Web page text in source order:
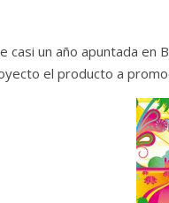
casi un año apuntada en
el producto a